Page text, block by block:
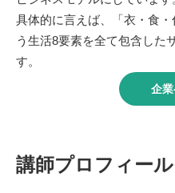
具体的に言えば、「衣・食
う生活8要素を全て包含した
す。
企
講師プロフィール